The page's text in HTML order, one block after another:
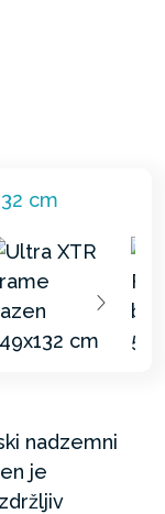
nadzemni
je